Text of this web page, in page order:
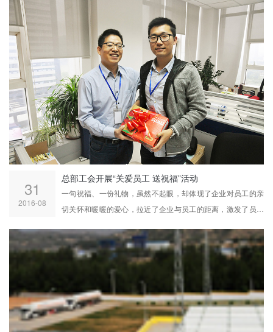
31
2016-08
总部工会开展“关爱员工 送祝福”活动
一句祝福、一份礼物，虽然不起眼，却体现了企业对员工的亲
切关怀和暖暖的爱心，拉近了企业与员工的距离，激发了员工
了融洽的企业氛围。